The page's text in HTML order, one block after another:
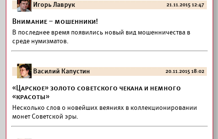
Игорь Лаврук 21.11.2015 12:47
Внимание – мошенники!
В последнее время появились новый вид мошенничества в
среде нумизматов.
Василий Капустин 20.11.2015 18:02
«Царское» золото советского чекана и немного
«красоты»
Несколько слов о новейших веяниях в коллекционировании
монет Советской эры.